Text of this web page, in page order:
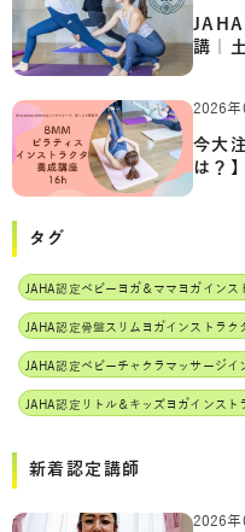
講｜
2026年
今大
は？
タグ
JAHA認定骨盤スリムヨガインストラク
新着認定講師
2026年